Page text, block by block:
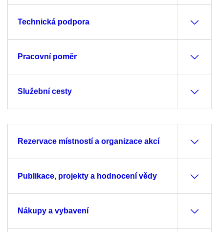
Technická podpora
Pracovní poměr
Služební cesty
Rezervace místností a organizace akcí
Publikace, projekty a hodnocení vědy
Nákupy a vybavení